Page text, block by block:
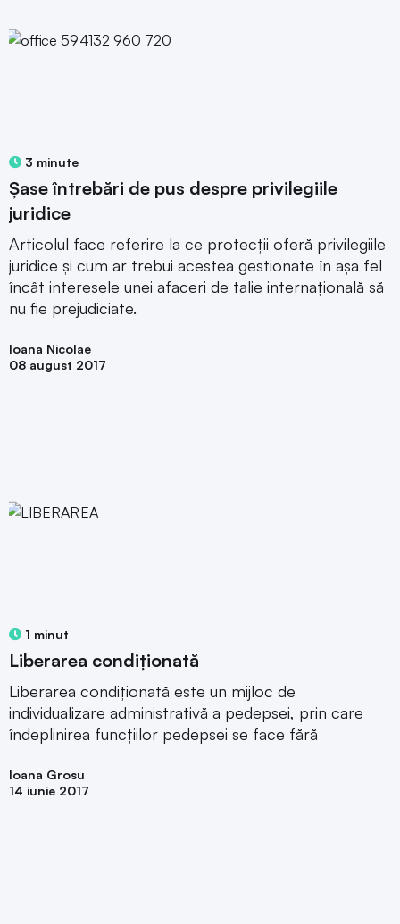
3 minute
Șase întrebări de pus despre privilegiile
juridice
Articolul face referire la ce protecții oferă privilegiile
juridice și cum ar trebui acestea gestionate în așa fel
încât interesele unei afaceri de talie internațională să
nu fie prejudiciate.
Ioana Nicolae
08 august 2017
1 minut
Liberarea condiționată
Liberarea condiționată este un mijloc de
individualizare administrativă a pedepsei, prin care
îndeplinirea funcțiilor pedepsei se face fără
Ioana Grosu
14 iunie 2017